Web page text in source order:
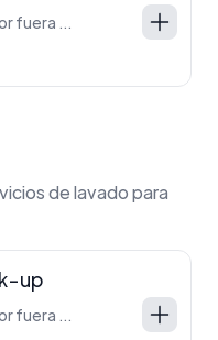
de lavado para
up